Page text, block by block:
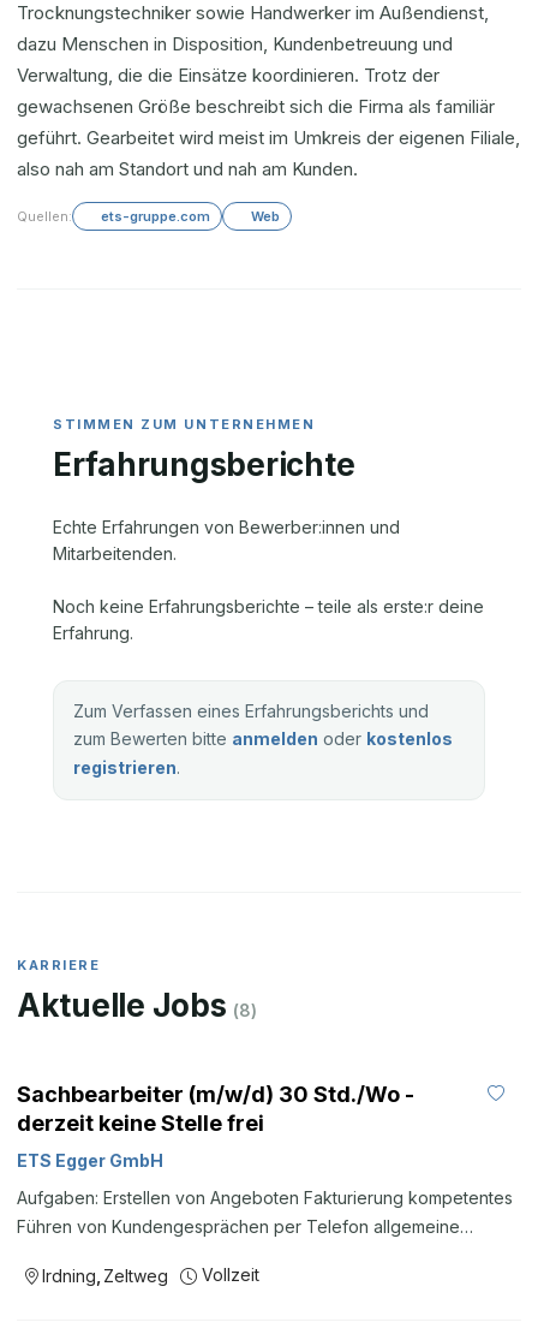
Trocknungstechniker sowie Handwerker im Außendienst,
dazu Menschen in Disposition, Kundenbetreuung und
Verwaltung, die die Einsätze koordinieren. Trotz der
gewachsenen Größe beschreibt sich die Firma als familiär
geführt. Gearbeitet wird meist im Umkreis der eigenen Filiale,
also nah am Standort und nah am Kunden.
Quellen: ets-gruppe.com Web
Erfahrungsberichte
Echte Erfahrungen von Bewerber:innen und
Mitarbeitenden.
Noch keine Erfahrungsberichte – teile als erste:r deine
Erfahrung.
Zum Verfassen eines Erfahrungsberichts und
zum Bewerten bitte anmelden oder kostenlos
registrieren.
KARRIERE
Aktuelle Jobs (8)
Sachbearbeiter (m/w/d) 30 Std./Wo -
derzeit keine Stelle frei
ETS Egger GmbH
Aufgaben: Erstellen von Angeboten Fakturierung kompetentes
Führen von Kundengesprächen per Telefon allgemeine
Anspruchsvolle Tätigkeit Facebook Twitter Pinterest LinkedIn
Irdning Zeltweg Vollzeit